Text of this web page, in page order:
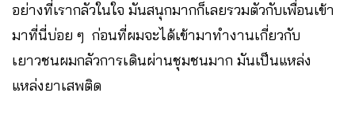
อย่างที่เรากลัวในใจ มันสนุกมากก็เลยรวมตัวกับเพื่อนเข้า
มาที่นี่บ่อย ๆ ก่อนที่ผมจะได้เข้ามาทำงานเกี่ยวกับ
เยาวชนผมกลัวการเดินผ่านชุมชนมาก มันเป็นแหล่ง
แหล่งยาเสพติด